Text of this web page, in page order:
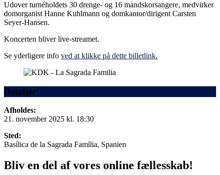
Udover turnéholdets 30 drenge- og 16 mandskorsangere, medvirker
domorganist Hanne Kuhlmann og domkantor/dirigent Carsten
Seyer-Hansen.
Koncerten bliver live-streamet.
Se yderligere info ved at klikke på dette billetlink.
Detaljer
Afholdes:
21. november 2025 kl. 18:30
Sted:
Basílica de la Sagrada Família, Spanien
Bliv en del af vores online fællesskab!